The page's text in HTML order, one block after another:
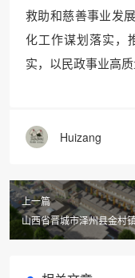
救助和慈善事业发
化工作谋划落实，
实，以民政事业高
Huizang
上一篇
山西省晋城市泽州县金村
公墓（骨灰堂）建设 工作